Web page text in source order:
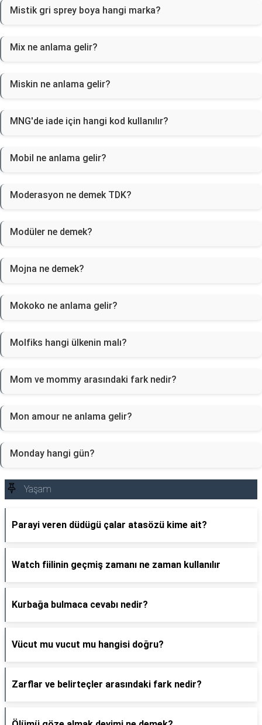
Mistik gri sprey boya hangi marka?
Mix ne anlama gelir?
Miskin ne anlama gelir?
MNG'de iade için hangi kod kullanılır?
Mobil ne anlama gelir?
Moderasyon ne demek TDK?
Modüler ne demek?
Mojna ne demek?
Mokoko ne anlama gelir?
Molfiks hangi ülkenin malı?
Mom ve mommy arasındaki fark nedir?
Mon amour ne anlama gelir?
Monday hangi gün?
Yaşam
Parayi veren düdügü çalar atasözü kime ait?
Watch fiilinin geçmiş zamanı ne zaman kullanılır
Kurbağa bulmaca cevabı nedir?
Vücut mu vucut mu hangisi doğru?
Zarflar ve belirteçler arasındaki fark nedir?